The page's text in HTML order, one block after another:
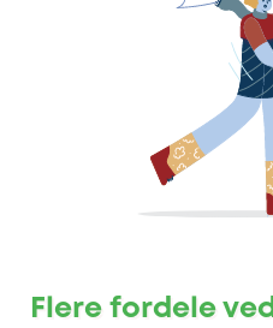
Flere fordele ved